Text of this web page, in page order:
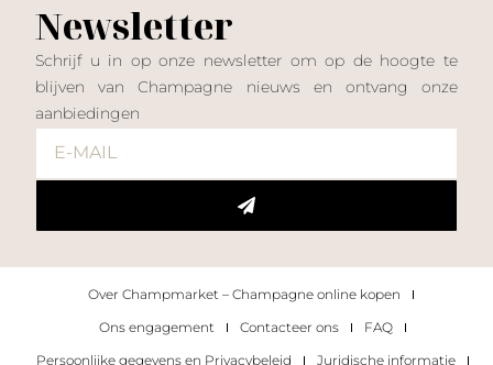
Newsletter
Schrijf u in op onze newsletter om op de hoogte te
blijven van Champagne nieuws en ontvang onze
aanbiedingen
Over Champmarket – Champagne online kopen
Ons engagement
Contacteer ons
FAQ
Persoonlijke gegevens en Privacybeleid
Juridische informatie